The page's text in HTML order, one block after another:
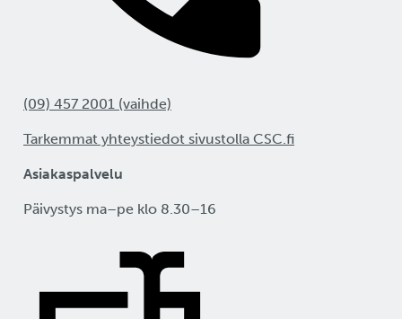
(09) 457 2001 (vaihde)
Tarkemmat yhteystiedot sivustolla CSC.fi
Asiakaspalvelu
Päivystys ma–pe klo 8.30–16